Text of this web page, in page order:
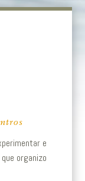
e
organizo